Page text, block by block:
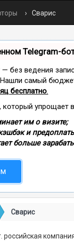
Сварис
Telegram-
— без ведения
Нашли самый
бесплатно.
упрощает
им о визите;
и
больше
Сварис
российская